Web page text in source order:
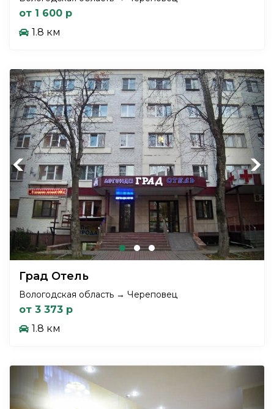
от 1 600 р
1.8 км
Previous Next
Град Отель
Вологодская область → Череповец
от 3 373 р
1.8 км